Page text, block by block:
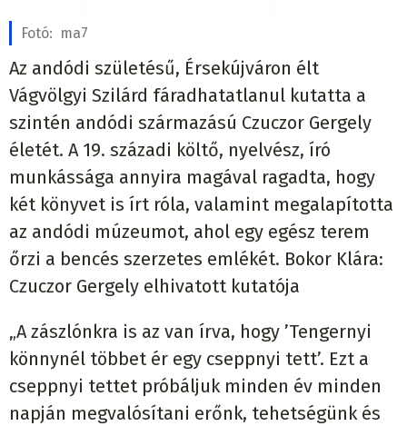
Fotó: ma7
Az andódi születésű, Érsekújváron élt
Vágvölgyi Szilárd fáradhatatlanul kutatta a
szintén andódi származású Czuczor Gergely
életét. A 19. századi költő, nyelvész, író
munkássága annyira magával ragadta, hogy
két könyvet is írt róla, valamint megalapította
az andódi múzeumot, ahol egy egész terem
őrzi a bencés szerzetes emlékét. Bokor Klára:
Czuczor Gergely elhivatott kutatója
„A zászlónkra is az van írva, hogy ’Tengernyi
könnynél többet ér egy cseppnyi tett’. Ezt a
cseppnyi tettet próbáljuk minden év minden
napján megvalósítani erőnk, tehetségünk és